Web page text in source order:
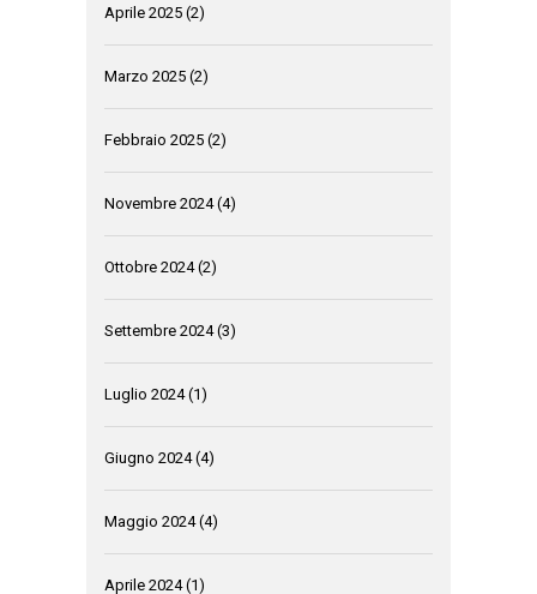
Aprile 2025 (2)
Marzo 2025 (2)
Febbraio 2025 (2)
Novembre 2024(4)
Ottobre 2024(2)
Settembre 2024(3)
Luglio 2024(1)
Giugno 2024(4)
Maggio 2024(4)
Aprile 2024(1)